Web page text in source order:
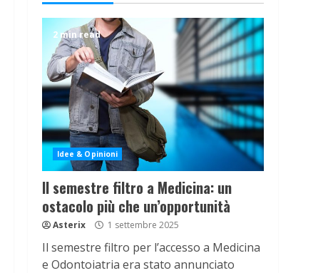
2 min read
Idee & Opinioni
Il semestre filtro a Medicina: un
ostacolo più che un’opportunità
Asterix 1 settembre 2025
Il semestre filtro per l’accesso a Medicina
e Odontoiatria era stato annunciato